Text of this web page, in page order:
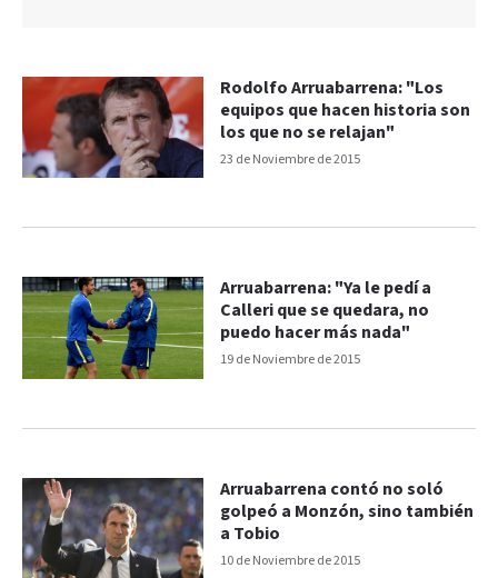
23 de Noviembre de 2015
Rodolfo Arruabarrena: "Los
equipos que hacen historia son
los que no se relajan"
19 de Noviembre de 2015
Arruabarrena: "Ya le pedí a
Calleri que se quedara, no
puedo hacer más nada"
10 de Noviembre de 2015
Arruabarrena contó no soló
golpeó a Monzón, sino también
a Tobio